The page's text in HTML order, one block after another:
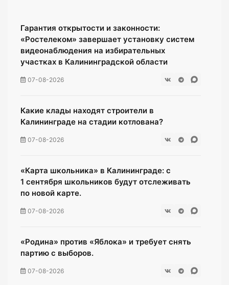
Гарантия открытости и законности:
«Ростелеком» завершает установку систем
видеонаблюдения на избирательных
участках в Калининградской области
07-08-2026
Какие клады находят строители в
Калининграде на стадии котлована?
07-08-2026
«Карта школьника» в Калининграде: с
1 сентября школьников будут отслеживать
по новой карте.
07-08-2026
«Родина» против «Яблока» и требует снять
партию с выборов.
07-08-2026